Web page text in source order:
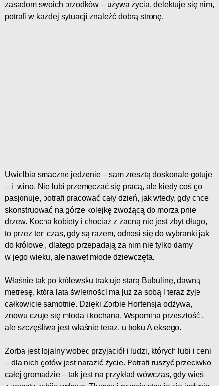
zasadom swoich przodków – używa życia, delektuje się nim,
potrafi w każdej sytuacji znaleźć dobrą stronę.
Uwielbia smaczne jedzenie – sam zresztą doskonale gotuje
– i wino. Nie lubi przemęczać się pracą, ale kiedy coś go
pasjonuje, potrafi pracować cały dzień, jak wtedy, gdy chce
skonstruować na górze kolejkę zwożącą do morza pnie
drzew. Kocha kobiety i chociaż z żadną nie jest zbyt długo,
to przez ten czas, gdy są razem, odnosi się do wybranki jak
do królowej, dlatego przepadają za nim nie tylko damy
w jego wieku, ale nawet młode dziewczęta.
Właśnie tak po królewsku traktuje starą Bubulinę, dawną
metresę, która lata świetności ma już za sobą i teraz żyje
całkowicie samotnie. Dzięki Zorbie Hortensja odżywa,
znowu czuje się młoda i kochana. Wspomina przeszłość ,
ale szczęśliwa jest właśnie teraz, u boku Aleksego.
Zorba jest lojalny wobec przyjaciół i ludzi, których lubi i ceni
– dla nich gotów jest narazić życie. Potrafi ruszyć przeciwko
całej gromadzie – tak jest na przykład wówczas, gdy wieś